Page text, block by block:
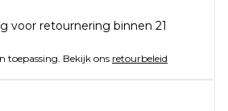
voor retournering binnen 21
toepassing. Bekijk ons retourbeleid